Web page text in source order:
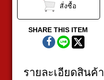
สั่งซื้อ
SHARE THIS ITEM
รายละเอียดสินค้า